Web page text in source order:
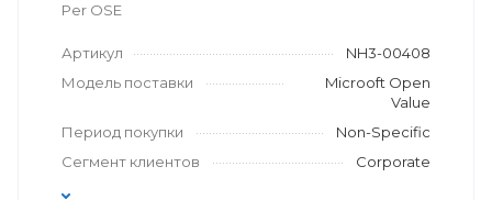
Per OSE
Артикул
NH3-00408
Модель поставки
Microoft Open
Value
Период покупки
Non-Specific
Сегмент клиентов
Corporate